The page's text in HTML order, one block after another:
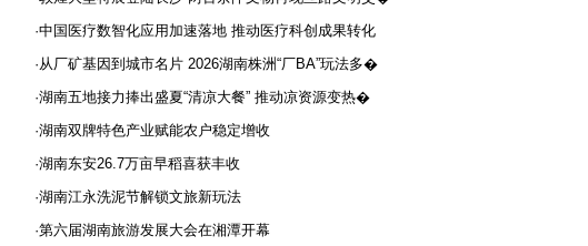
·中国医疗数智化应用加速落地 推动医疗科创成果转化
·从厂矿基因到城市名片 2026湖南株洲“厂BA”玩法多�
·湖南五地接力捧出盛夏“清凉大餐” 推动凉资源变热�
·湖南双牌特色产业赋能农户稳定增收
·湖南东安26.7万亩早稻喜获丰收
·湖南江永洗泥节解锁文旅新玩法
·第六届湖南旅游发展大会在湘潭开幕